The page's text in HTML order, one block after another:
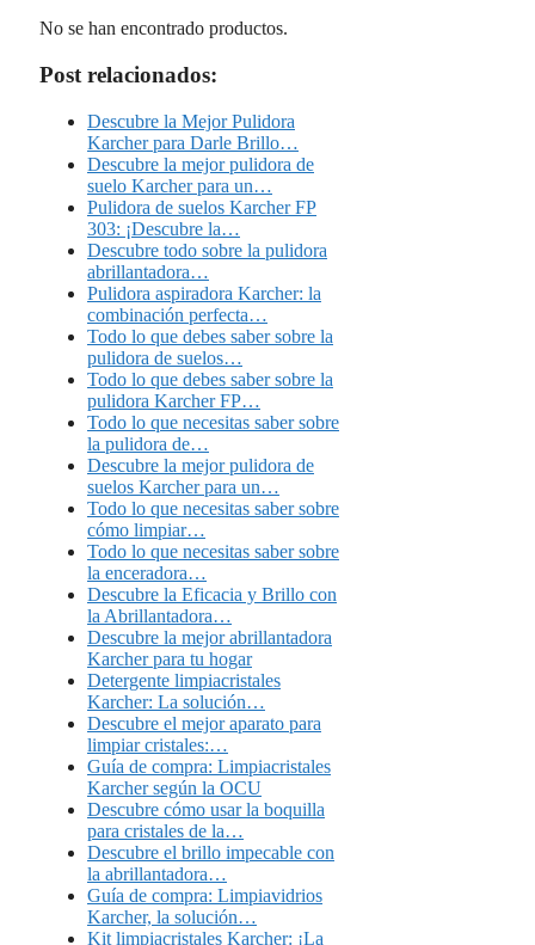
No se han encontrado productos.
Post relacionados:
Descubre la Mejor Pulidora
Karcher para Darle Brillo…
Descubre la mejor pulidora de
suelo Karcher para un…
Pulidora de suelos Karcher FP
303: ¡Descubre la…
Descubre todo sobre la pulidora
abrillantadora…
Pulidora aspiradora Karcher: la
combinación perfecta…
Todo lo que debes saber sobre la
pulidora de suelos…
Todo lo que debes saber sobre la
pulidora Karcher FP…
Todo lo que necesitas saber sobre
la pulidora de…
Descubre la mejor pulidora de
suelos Karcher para un…
Todo lo que necesitas saber sobre
cómo limpiar…
Todo lo que necesitas saber sobre
la enceradora…
Descubre la Eficacia y Brillo con
la Abrillantadora…
Descubre la mejor abrillantadora
Karcher para tu hogar
Detergente limpiacristales
Karcher: La solución…
Descubre el mejor aparato para
limpiar cristales:…
Guía de compra: Limpiacristales
Karcher según la OCU
Descubre cómo usar la boquilla
para cristales de la…
Descubre el brillo impecable con
la abrillantadora…
Guía de compra: Limpiavidrios
Karcher, la solución…
Kit limpiacristales Karcher: ¡La